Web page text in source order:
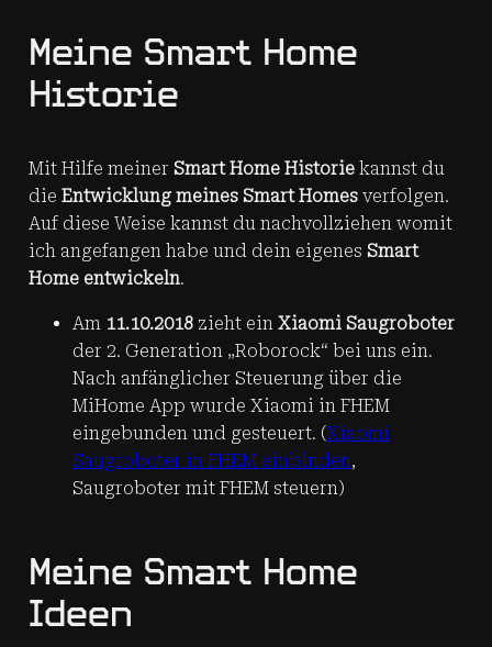
Meine Smart Home
Historie
Mit Hilfe meiner Smart Home Historiekannst du
die Entwicklung meines Smart Homesverfolgen.
Auf diese Weise kannst du nachvollziehen womit
ich angefangen habe und dein eigenes Smart
Home entwickeln.
Am 11.10.2018zieht ein Xiaomi Saugroboter
der 2. Generation „Roborock“ bei uns ein.
Nach anfänglicher Steuerung über die
MiHome App wurde Xiaomi in FHEM
eingebunden und gesteuert. (Xiaomi
Saugroboter in FHEM einbinden,
Saugroboter mit FHEM steuern)
Meine Smart Home
Ideen